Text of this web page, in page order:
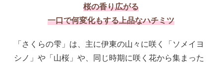
桜の香り広がる
一口で何変化もする上品なハチミツ
「さくらの雫」は、主に伊東の山々に咲く「ソメイヨ
シノ」や「山桜」や、同じ時期に咲く花から集まった